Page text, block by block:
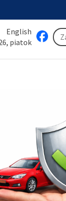
English
piatok